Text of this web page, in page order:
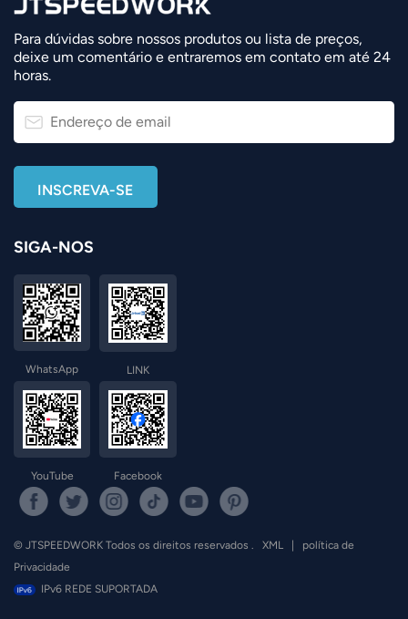
Para dúvidas sobre nossos produtos ou lista de preços,
deixe um comentário e entraremos em contato em até 24
horas.
SIGA-NOS
WhatsApp LINK
YouTube Facebook
© JTSPEEDWORK Todos os direitos reservados . XML
política de
Privacidade
IPv6 REDE SUPORTADA